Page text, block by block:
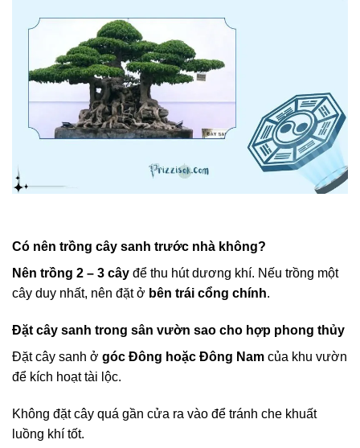
Có nên trồng cây sanh trước nhà không?
Nên trồng 2 – 3 cây để thu hút dương khí. Nếu trồng một
cây duy nhất, nên đặt ở bên trái cổng chính.
Đặt cây sanh trong sân vườn sao cho hợp phong thủy
Đặt cây sanh ở góc Đông hoặc Đông Nam của khu vườn
để kích hoạt tài lộc.
Không đặt cây quá gần cửa ra vào để tránh che khuất
luồng khí tốt.